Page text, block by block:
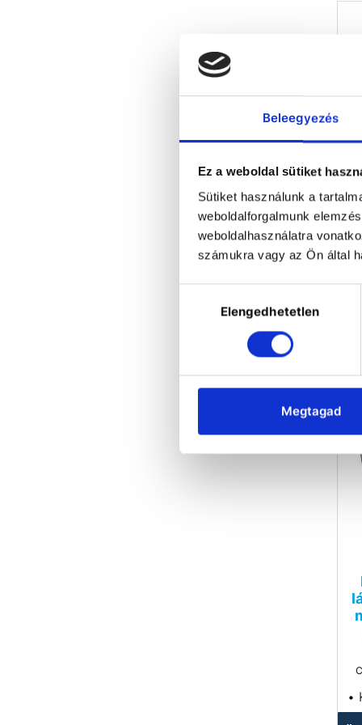
Beleegyezés
Ez a weboldal sütiket
Sütiket használunk a
weboldalforgalmunk
weboldalhasználatra
számukra vagy az Ön által
kiválasztásaElengedhetetlen
Megtagad
•
•